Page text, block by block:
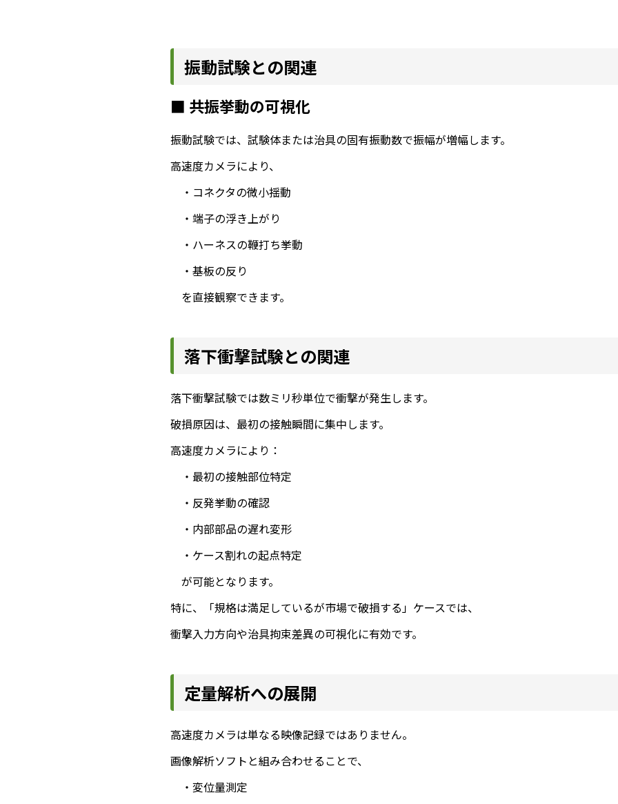
振動試験との関連
■ 共振挙動の可視化
振動試験では、試験体または治具の固有振動数で振幅が増幅します。
高速度カメラにより、
・コネクタの微小揺動
・端子の浮き上がり
・ハーネスの鞭打ち挙動
・基板の反り
を直接観察できます。
落下衝撃試験との関連
落下衝撃試験では数ミリ秒単位で衝撃が発生します。
破損原因は、最初の接触瞬間に集中します。
高速度カメラにより：
・最初の接触部位特定
・反発挙動の確認
・内部部品の遅れ変形
・ケース割れの起点特定
が可能となります。
特に、「規格は満足しているが市場で破損する」ケースでは、
衝撃入力方向や治具拘束差異の可視化に有効です。
定量解析への展開
高速度カメラは単なる映像記録ではありません。
画像解析ソフトと組み合わせることで、
・変位量測定